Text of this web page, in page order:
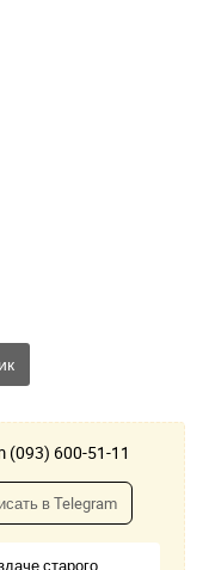
(093) 600-51-11
в Telegram
старого